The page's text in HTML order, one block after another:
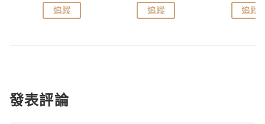
追蹤 追蹤 追蹤
發表評論